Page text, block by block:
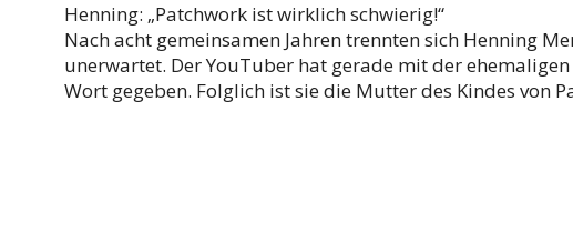
Henning: „Patchwork ist wirklich schwierig!“
Nach acht gemeinsamen Jahren trennten sich Henning
unerwartet. Der YouTuber hat gerade mit der
Wort gegeben. Folglich ist sie die Mutter des Kindes von